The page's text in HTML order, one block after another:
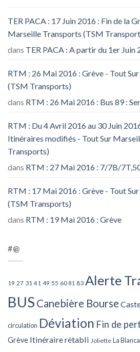
TER PACA : 17 Juin 2016 : Fin de la
Marseille Transports (TSM
dans TER PACA : A partir du 1er Juin
RTM : 26 Mai 2016 : Grève - Tout
(TSM Transports)
dans RTM : 26 Mai 2016 : Bus 89 :
RTM : Du 4 Avril 2016 au 30 Juin
Itinéraires modifiés - Tout Sur
Transports)
dans RTM : 27 Mai 2016 : 7/7B/
RTM : 17 Mai 2016 : Grève - Tout
(TSM Transports)
dans RTM : 19 Mai 2016 : Grève
#@
19 27 31 41 49 55 60 81 83 Alerte
BUS Canebière Bourse
circulation Déviation Fin de
Grève Itinéraire rétabli Joliette La